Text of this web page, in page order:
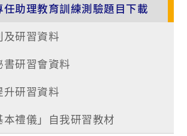
助理教育訓練測驗題目下載
研習資料
研習會資料
研習資料
本禮儀」自我研習教材